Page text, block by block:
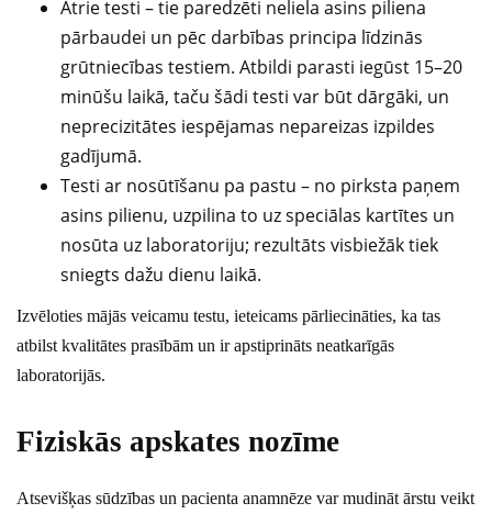
Ātrie testi – tie paredzēti neliela asins piliena
pārbaudei un pēc darbības principa līdzinās
grūtniecības testiem. Atbildi parasti iegūst 15–20
minūšu laikā, taču šādi testi var būt dārgāki, un
neprecizitātes iespējamas nepareizas izpildes
gadījumā.
Testi ar nosūtīšanu pa pastu – no pirksta paņem
asins pilienu, uzpilina to uz speciālas kartītes un
nosūta uz laboratoriju; rezultāts visbiežāk tiek
sniegts dažu dienu laikā.
Izvēloties mājās veicamu testu, ieteicams pārliecināties, ka tas
atbilst kvalitātes prasībām un ir apstiprināts neatkarīgās
laboratorijās.
Fiziskās apskates nozīme
Atsevišķas sūdzības un pacienta anamnēze var mudināt ārstu veikt